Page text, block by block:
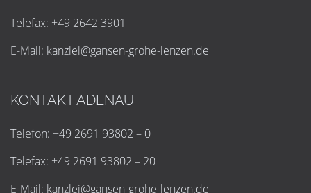
Telefax: +49 2642 3901
E-Mail: kanzlei@gansen-grohe-lenzen.de
KONTAKT ADENAU
Telefon: +49 2691 93802 – 0
Telefax: +49 2691 93802 – 20
E-Mail: kanzlei@gansen-grohe-lenzen.de